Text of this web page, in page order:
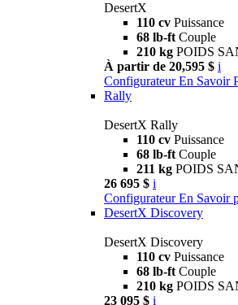
DesertX
110 cv Puissance
68 lb-ft Couple
210 kg POIDS
À partir de 20,595 $ i
Configurateur En Savoir
Rally
DesertX Rally
110 cv Puissance
68 lb-ft Couple
211 kg POIDS
26 695 $ i
Configurateur En Savoir
DesertX Discovery
DesertX Discovery
110 cv Puissance
68 lb-ft Couple
210 kg POIDS
23 095 $ i